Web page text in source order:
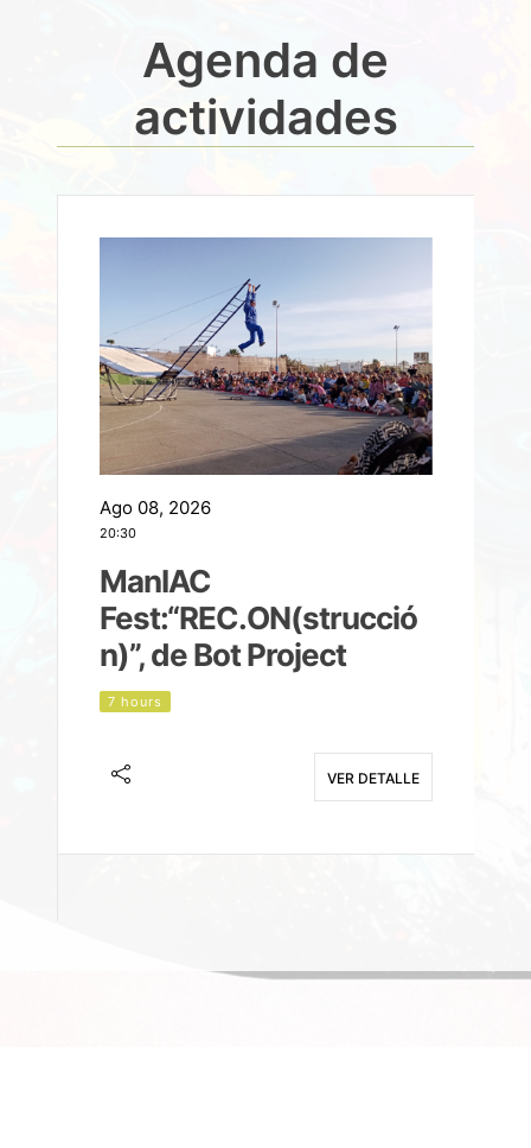
Agenda de
actividades
Ago 08, 2026
20:30
ManIAC
Fest:“REC.ON(strucció
n)”, de Bot Project
7 hours
VER DETALLE